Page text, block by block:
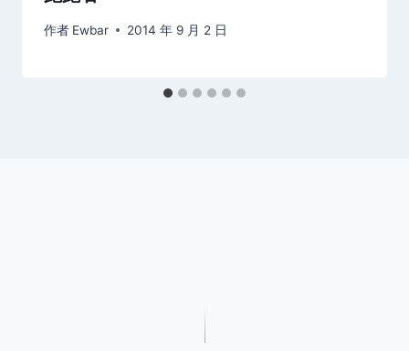
作者 Ewbar 2014 年 9 月 2 日